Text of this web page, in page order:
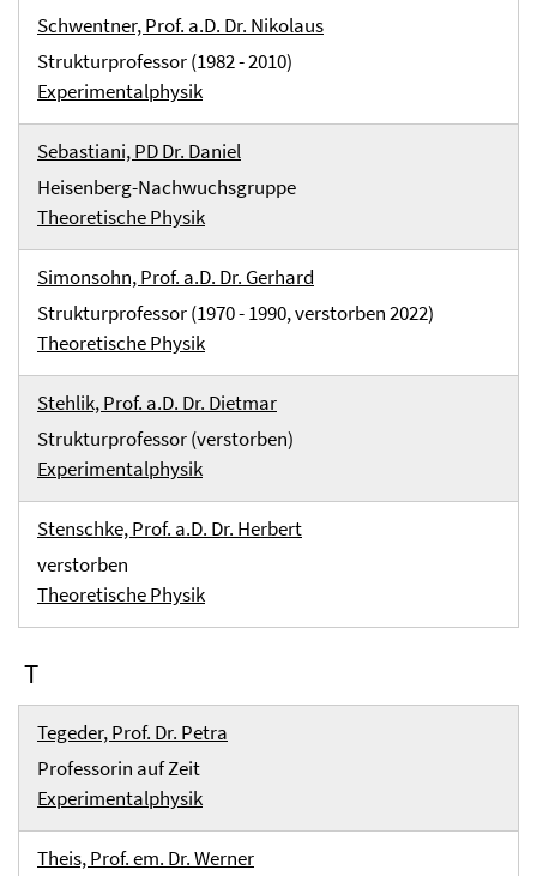
Schwentner, Prof. a.D. Dr. Nikolaus
Strukturprofessor (1982 - 2010)
Experimentalphysik
Sebastiani, PD Dr. Daniel
Heisenberg-Nachwuchsgruppe
Theoretische Physik
Simonsohn, Prof. a.D. Dr. Gerhard
Strukturprofessor (1970 - 1990, verstorben 2022)
Theoretische Physik
Stehlik, Prof. a.D. Dr. Dietmar
Strukturprofessor (verstorben)
Experimentalphysik
Stenschke, Prof. a.D. Dr. Herbert
verstorben
Theoretische Physik
T
Tegeder, Prof. Dr. Petra
Professorin auf Zeit
Experimentalphysik
Theis, Prof. em. Dr. Werner